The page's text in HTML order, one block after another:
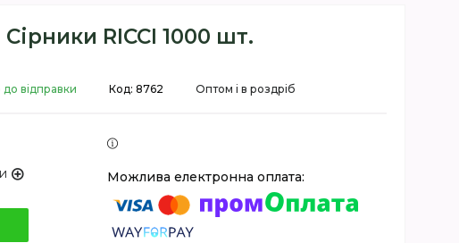
Сірники RICCI 1000 шт.
до відправки Оптом і в роздріб
Код: 8762